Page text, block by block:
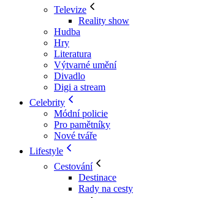
Televize
Reality show
Hudba
Hry
Literatura
Výtvarné umění
Divadlo
Digi a stream
Celebrity
Módní policie
Pro pamětníky
Nové tváře
Lifestyle
Cestování
Destinace
Rady na cesty